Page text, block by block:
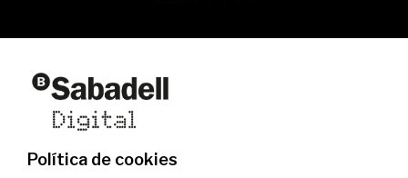
Qui som
Actualitat
Ser Sabadell Digital
Uneix-te a l’equip
Política de cookies